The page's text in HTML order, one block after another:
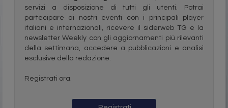
servizi a disposizione di tutti gli utenti. Potrai
partecipare ai nostri eventi con i principali player
italiani e internazionali, ricevere il siderweb TG e la
newsletter Weekly con gli aggiornamenti più rilevanti
della settimana, accedere a pubblicazioni e analisi
esclusive della redazione.
Registrati ora.